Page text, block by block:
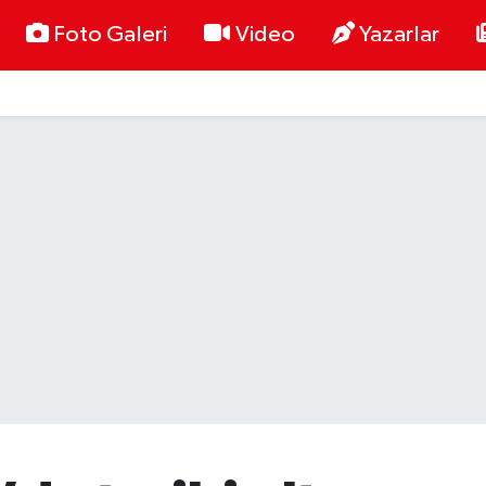
Foto Galeri Video Yazarlar